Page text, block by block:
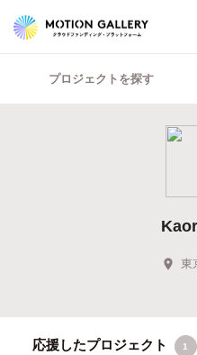
プロジェクトを探す
東
応援したプロジェクト 1